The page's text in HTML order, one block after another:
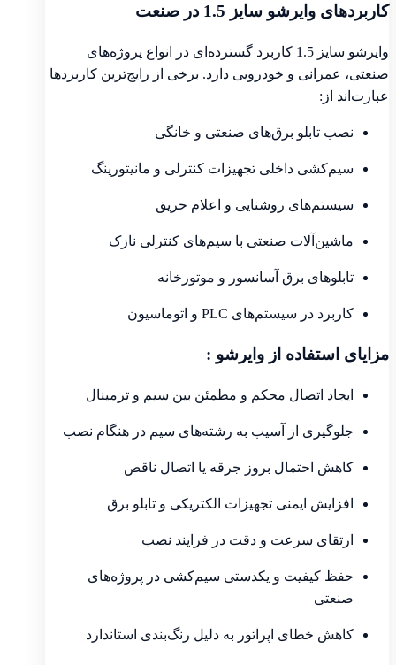
کاربردهای وایرشو سایز 1.5 در صنعت
وایرشو سایز 1.5 کاربرد گسترده‌ای در انواع پروژه‌های
صنعتی، عمرانی و خودرویی دارد. برخی از رایج‌ترین کاربردها
عبارت‌اند از:
نصب تابلو برق‌های صنعتی و خانگی
سیم‌کشی داخلی تجهیزات کنترلی و مانیتورینگ
سیستم‌های روشنایی و اعلام حریق
ماشین‌آلات صنعتی با سیم‌های کنترلی نازک
تابلوهای برق آسانسور و موتورخانه
کاربرد در سیستم‌های PLC و اتوماسیون
مزایای استفاده از وایرشو :
ایجاد اتصال محکم و مطمئن بین سیم و ترمینال
جلوگیری از آسیب به رشته‌های سیم در هنگام نصب
کاهش احتمال بروز جرقه یا اتصال ناقص
افزایش ایمنی تجهیزات الکتریکی و تابلو برق
ارتقای سرعت و دقت در فرایند نصب
حفظ کیفیت و یکدستی سیم‌کشی در پروژه‌های
صنعتی
کاهش خطای اپراتور به دلیل رنگ‌بندی استاندارد